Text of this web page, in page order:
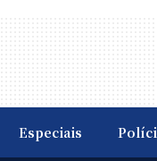
Especiais